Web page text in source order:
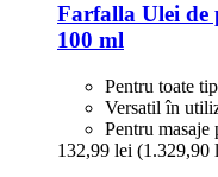
Farfalla Ulei de
100 ml
Pentru toate
Versatil în
Pentru masaje
132,99 lei (1.329,90